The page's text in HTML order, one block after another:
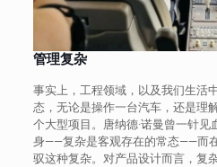
管理复杂
事实上，工程领域，以及我们生活
态，无论是操作一台汽车，还是理
个大型项目。唐纳德·诺曼曾一针
身——复杂是客观存在的常态——而
驭这种复杂。对产品设计而言，复